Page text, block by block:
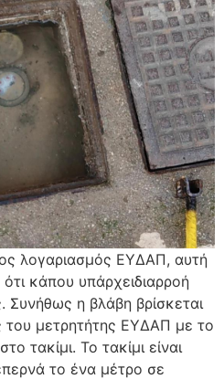
λογαριασμός ΕΥΔΑΠ, αυτή
ότι κάπου υπάρχειδιαρροή
Συνήθως η βλάβη βρίσκεται
του μετρητήτης ΕΥΔΑΠ με το
τακίμι. Το τακίμι είναι
το ένα μέτρο σε